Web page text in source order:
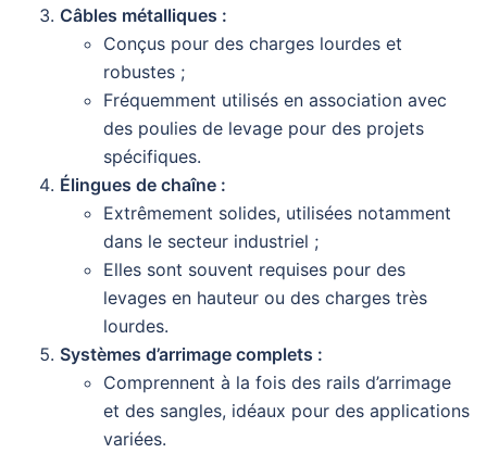
Câbles métalliques :
Conçus pour des charges lourdes et
robustes ;
Fréquemment utilisés en association avec
des poulies de levage pour des projets
spécifiques.
Élingues de chaîne :
Extrêmement solides, utilisées notamment
dans le secteur industriel ;
Elles sont souvent requises pour des
levages en hauteur ou des charges très
lourdes.
Systèmes d’arrimage complets :
Comprennent à la fois des rails d’arrimage
et des sangles, idéaux pour des applications
variées.